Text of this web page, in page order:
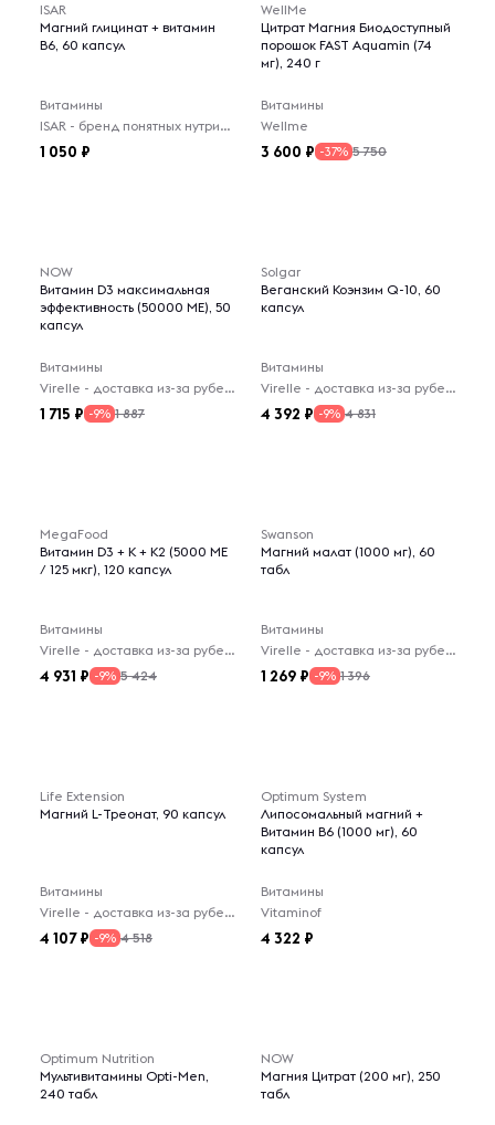
ISAR
Магний глицинат + витамин
B6, 60 капсул
Витамины
ISAR - бренд понятных нутрицевтиков на каждый день.
1 050
WellMe
Цитрат Магния Биодоступный
порошок FAST Aquamin (74
мг), 240 г
Витамины
Wellme
3 600 -37% 5 750
NOW
Витамин D3 максимальная
эффективность (50000 МЕ), 50
капсул
Витамины
Virelle - доставка из-за рубежа
1 715 -9% 1 887
Solgar
Веганский Коэнзим Q-10, 60
капсул
Витамины
Virelle - доставка из-за рубежа
4 392 -9% 4 831
MegaFood
Витамин D3 + K + K2 (5000 МЕ
/ 125 мкг), 120 капсул
Витамины
Virelle - доставка из-за рубежа
4 931 -9% 5 424
Swanson
Магний малат (1000 мг), 60
табл
Витамины
Virelle - доставка из-за рубежа
1 269 -9% 1 396
Life Extension
Магний L-Треонат, 90 капсул
Витамины
Virelle - доставка из-за рубежа
4 107 -9% 4 518
Optimum System
Липосомальный магний +
Витамин В6 (1000 мг), 60
капсул
Витамины
Vitaminof
4 322
Optimum Nutrition
Мультивитамины Opti-Men,
240 табл
NOW
Магния Цитрат (200 мг), 250
табл